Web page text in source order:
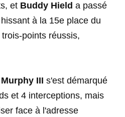
et Buddy Hield a passé
à la 15e place du
points réussis,
III s'est démarqué
et 4 interceptions, mais
face à l'adresse